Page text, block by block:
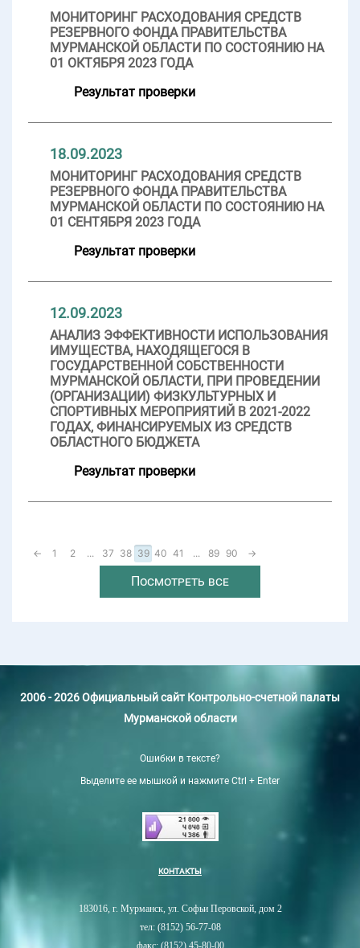
МОНИТОРИНГ РАСХОДОВАНИЯ СРЕДСТВ
РЕЗЕРВНОГО ФОНДА ПРАВИТЕЛЬСТВА
МУРМАНСКОЙ ОБЛАСТИ ПО СОСТОЯНИЮ НА
01 ОКТЯБРЯ 2023 ГОДА
Результат проверки
18.09.2023
МОНИТОРИНГ РАСХОДОВАНИЯ СРЕДСТВ
РЕЗЕРВНОГО ФОНДА ПРАВИТЕЛЬСТВА
МУРМАНСКОЙ ОБЛАСТИ ПО СОСТОЯНИЮ НА
01 СЕНТЯБРЯ 2023 ГОДА
Результат проверки
12.09.2023
АНАЛИЗ ЭФФЕКТИВНОСТИ ИСПОЛЬЗОВАНИЯ
ИМУЩЕСТВА, НАХОДЯЩЕГОСЯ В
ГОСУДАРСТВЕННОЙ СОБСТВЕННОСТИ
МУРМАНСКОЙ ОБЛАСТИ, ПРИ ПРОВЕДЕНИИ
(ОРГАНИЗАЦИИ) ФИЗКУЛЬТУРНЫХ И
СПОРТИВНЫХ МЕРОПРИЯТИЙ В 2021-2022
ГОДАХ, ФИНАНСИРУЕМЫХ ИЗ СРЕДСТВ
ОБЛАСТНОГО БЮДЖЕТА
Результат проверки
← 1 2 ... 37 38 39 40 41 ... 89 90 →
Посмотреть все
2006 - 2026 Официальный сайт Контрольно-счетной палаты
Мурманской области
Ошибки в тексте?
Выделите ее мышкой и нажмите Ctrl + Enter
КОНТАКТЫ
183016, г. Мурманск, ул. Софьи Перовской, дом 2
тел: (8152) 56-77-08